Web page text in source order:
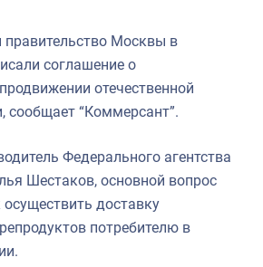
нравственных ценностей
правительство Москвы в
соглашение о
отечественной
сообщает “Коммерсант”.
Федерального агентства
Шестаков, основной вопрос
доставку
потребителю в